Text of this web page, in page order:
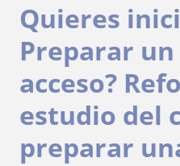
Quieres
Preparar
acceso?
estudio del
preparar